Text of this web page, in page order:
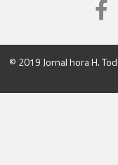
© 2019 Jornal hora H.